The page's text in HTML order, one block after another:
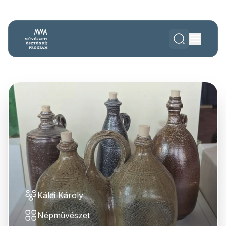
Káldi Károly
Népművészet